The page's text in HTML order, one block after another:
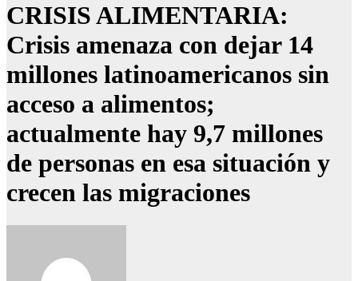
CRISIS ALIMENTARIA:
Crisis amenaza con dejar 14
millones latinoamericanos sin
acceso a alimentos;
actualmente hay 9,7 millones
de personas en esa situación y
crecen las migraciones